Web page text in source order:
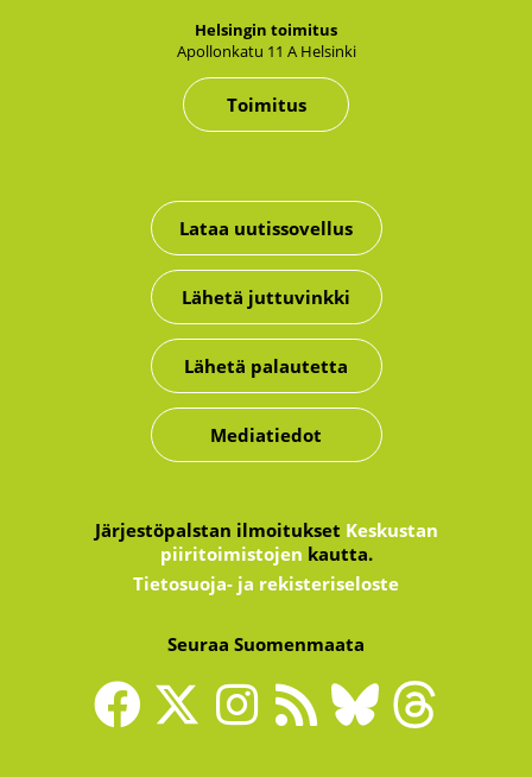
Hel­sin­gin toi­mi­tus
Apol­lon­ka­tu 11 A Hel­sin­ki
Toimitus
Lataa uutissovellus
Lähetä juttuvinkki
Lähetä palautetta
Mediatiedot
Järjestöpalstan ilmoitukset Keskustan
piiritoimistojen kautta.
Tietosuoja- ja rekisteriseloste
Seuraa Suomenmaata